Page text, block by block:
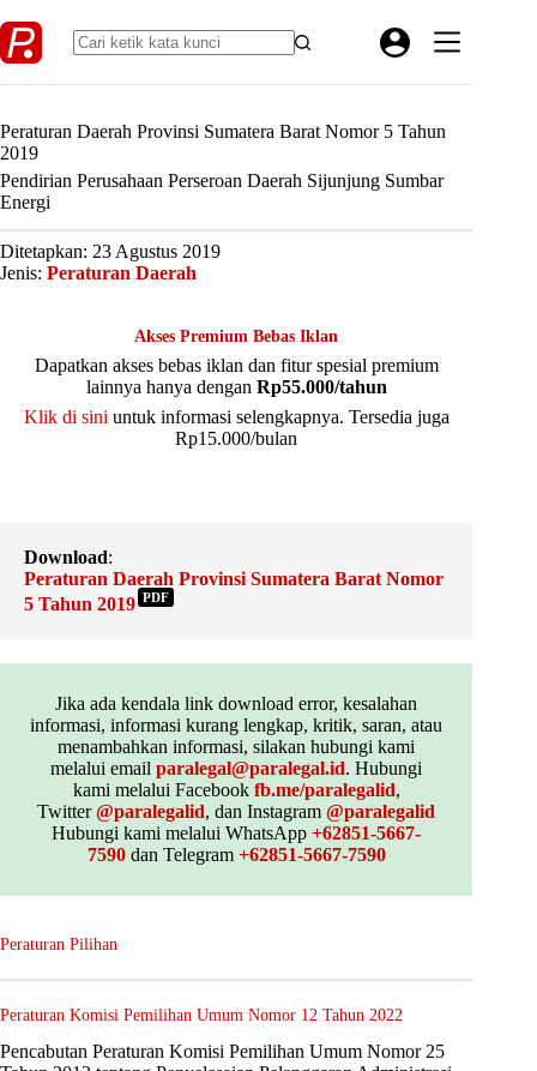
to
content
Peraturan Daerah Provinsi Sumatera Barat Nomor 5 Tahun
2019
Pendirian Perusahaan Perseroan Daerah Sijunjung Sumbar
Energi
Ditetapkan: 23 Agustus 2019
Jenis: Peraturan Daerah
Akses Premium Bebas Iklan
Dapatkan akses bebas iklan dan fitur spesial premium
lainnya hanya dengan Rp55.000/tahun
Klik di sini untuk informasi selengkapnya. Tersedia juga
Rp15.000/bulan
Download:
Peraturan Daerah Provinsi Sumatera Barat Nomor
5 Tahun 2019 PDF
Jika ada kendala link download error, kesalahan
informasi, informasi kurang lengkap, kritik, saran, atau
menambahkan informasi, silakan hubungi kami
melalui emailparalegal@paralegal.id. Hubungi
kami melalui Facebook fb.me/paralegalid,
Twitter@paralegalid, dan Instagram@paralegalid
Hubungi kami melalui WhatsApp+62851-5667-
7590dan Telegram +62851-5667-7590
Peraturan Pilihan
Peraturan Komisi Pemilihan Umum Nomor 12 Tahun 2022
Pencabutan Peraturan Komisi Pemilihan Umum Nomor 25